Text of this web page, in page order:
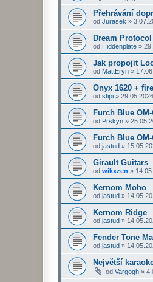
Přehrávání
od Jurasek »
Dream
od Hiddenplate »
Jak propojit
od MattEryn »
Onyx 1620 +
od stipi »
Furch Blue
od Prskyn »
Furch Blue
od jastud »
Girault Guitars
od wikxzen »
Kernom Moho
od jastud »
Kernom Ridge
od jastud »
Fender Tone
od jastud »
Největší
od Vargogh »